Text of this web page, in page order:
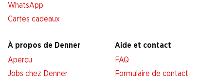
WhatsApp
Cartes cadeaux
À propos de Denner
Aperçu
Jobs chez Denner
Aide et contact
FAQ
Formulaire de contact